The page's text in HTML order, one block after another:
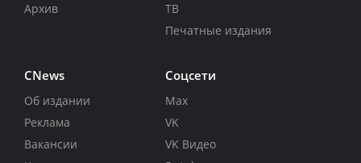
Архив
ТВ
Печатные издания
CNews
Об издании
Реклама
Вакансии
Соцсети
Max
VK
VK Видео